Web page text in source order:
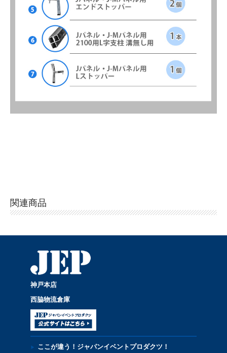
関連商品
神戸本店
西脇物流倉庫
ここが違う！ジャパンイベントプロダクツ！